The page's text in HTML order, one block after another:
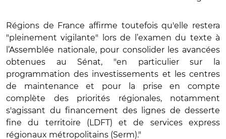
Régions de France affirme toutefois qu'elle restera
"pleinement vigilante" lors de l’examen du texte à
l’Assemblée nationale, pour consolider les avancées
obtenues au Sénat, "en particulier sur la
programmation des investissements et les centres
de maintenance et pour la prise en compte
complète des priorités régionales, notamment
s'agissant du financement des lignes de desserte
fine du territoire (LDFT) et de services express
régionaux métropolitains (Serm)."